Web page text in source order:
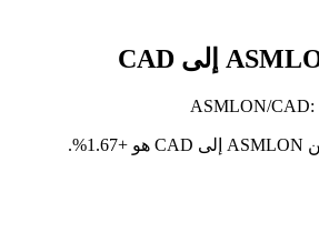
ASMLON/CAD:
+1.67%
.